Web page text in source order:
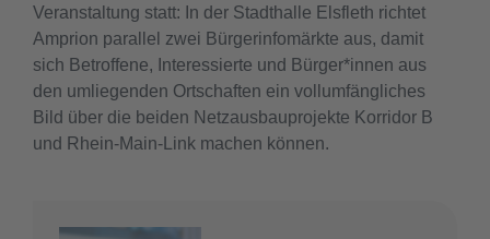
Veranstaltung statt: In der Stadthalle Elsfleth richtet
Amprion parallel zwei Bürgerinfomärkte aus, damit
sich Betroffene, Interessierte und Bürger*innen aus
den umliegenden Ortschaften ein vollumfängliches
Bild über die beiden Netzausbauprojekte Korridor B
und Rhein-Main-Link machen können.